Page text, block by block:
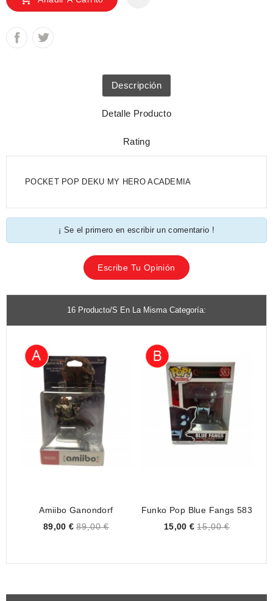
Descripción
Detalle Producto
Rating
POCKET POP DEKU MY HERO ACADEMIA
¡ Se el primero en escribir un comentario !
Escribe Tu Opinión
16 Producto/s En La Misma Categoría:
Amiibo Ganondorf
Price
89,00 € 89,00 €
Funko Pop Blue Fangs 583
Price
15,00 € 15,00 €